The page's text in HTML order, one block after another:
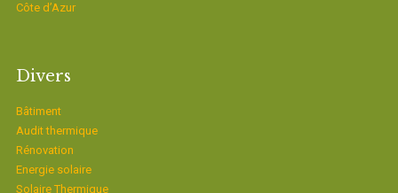
Côte d’Azur
Divers
Bâtiment
Audit thermique
Rénovation
Energie solaire
Solaire Thermique